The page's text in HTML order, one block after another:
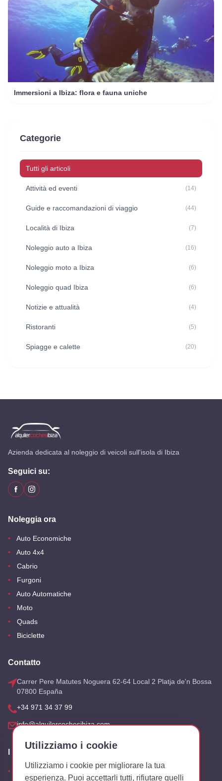
Immersioni a Ibiza: flora e fauna uniche
Categorie
Tutti gli articoli
Attività ed eventi (14)
Guide e raccomandazioni di viaggio (44)
Località di Ibiza (7)
Noleggio auto a Ibiza (16)
Noleggio moto a Ibiza (6)
Noleggio quad Ibiza (6)
Notizie e attualità (4)
Ristoranti (5)
Spiagge e calette (20)
Azienda dedicata al noleggio di veicoli sull'isola di Ibiza
Seguici su:
Noleggia ora
Auto Economiche
Auto 4x4
Cabrio
Furgoni
Auto Automatiche
Moto
Quads
Biciclette
Contatto
Carrer Pere Matutes Noguera 62-64 Local 2 Platja de'n Bossa
07800 España
+34 971 34 37 99
info@alquilercochesibiza.com
Utilizziamo i cookie
Utilizziamo i cookie per migliorare la tua
esperienza. Puoi accettarli tutti, rifiutare quelli